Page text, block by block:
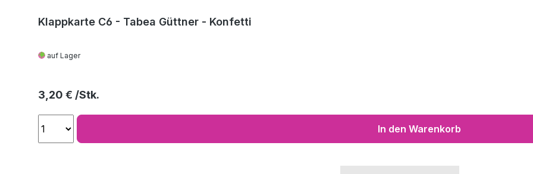
Klappkarte C6 - Tabea Güttner - Konfetti
auf Lager
Regulärer Preis:
3,20 €
In den Warenkorb